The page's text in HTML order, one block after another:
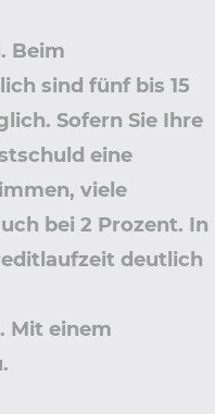
Beim
sind fünf bis 15
Sofern Sie Ihre
eine
viele
bei 2 Prozent. In
deutlich
Mit einem